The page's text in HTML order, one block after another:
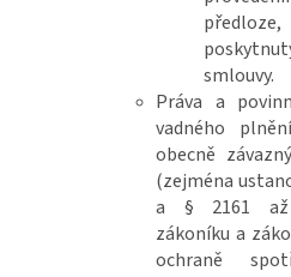
smlouvy.
Práva a
vadného
obecně
(zejména
a § 2161 až
zákoníku a
ochraně